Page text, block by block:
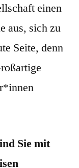
einen
aus, sich zu
Seite, denn
Sie mit